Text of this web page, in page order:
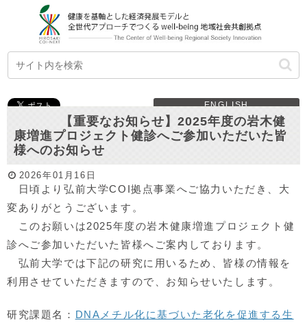
ENGLISH
【重要なお知らせ】2025年度の岩木健
康増進プロジェクト健診へご参加いただいた皆
様へのお知らせ
2026年01月16日
日頃より弘前大学COI拠点事業へご協力いただき、大
変ありがとうございます。
このお願いは2025年度の岩木健康増進プロジェクト健
診へご参加いただいた皆様へご案内しております。
弘前大学では下記の研究に用いるため、皆様の情報を
利用させていただきますので、お知らせいたします。
研究課題名： DNAメチル化に基づいた老化を促進する生